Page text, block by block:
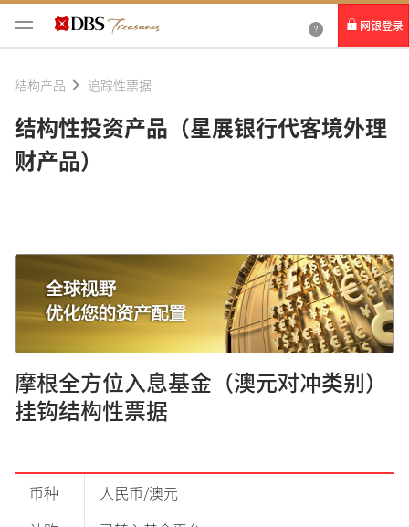
网银登录
结构产品 追踪性票据
结构性投资产品（星展银行代客境外理
财产品）
摩根全方位入息基金（澳元对冲类别）
挂钩结构性票据
币种
人民币/澳元